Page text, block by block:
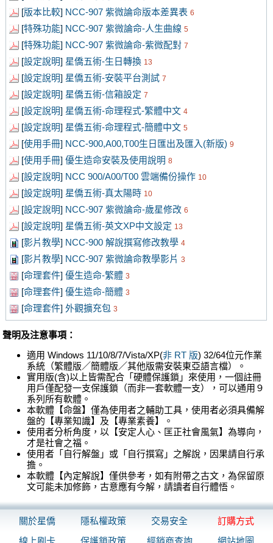
[版本比較] NCC-907 紫微論命版本差異表 6
[特殊功能] NCC-907 紫微論命-人生曲線 5
[特殊功能] NCC-907 紫微論命-紫微配對 7
[設定說明] 星僑五術-生日轉換 13
[設定說明] 星僑五術-安裝平台測試 7
[設定說明] 星僑五術-信箱設定 7
[設定說明] 星僑五術-命理程式-繁體中文 4
[設定說明] 星僑五術-命理程式-簡體中文 5
[使用手冊] NCC-900,A00,T00生日匯出及匯入(新版) 9
[使用手冊] 優生造命安裝及使用說明 8
[設定說明] NCC 900/A00/T00 雲端備份操作 10
[設定說明] 星僑五術-真太陽時 10
[設定說明] NCC-907 紫微論命-歲星修改 6
[設定說明] 星僑五術-英文XP中文設定 13
[影片教學] NCC-900 解說撰寫修改教學 4
[影片教學] NCC-907 紫微論命教學影片 3
[命理套件] 優生造命-繁體 3
[命理套件] 優生造命-簡體 3
[命理套件] 外觀擴充包 3
聲明及注意事項：
適用 Windows 11/10/8/7/Vista/XP(非 RT 版) 32/64位元作業
系統（繁體版／簡體版／其他版需安裝東亞語言檔）。
實用版(含)以上皆需配合「硬體保護鎖」來使用，一個註冊
用戶僅配發一支保護鎖（而非一套軟體一支），可以通用９
系列所有軟體。
本軟體【命盤】僅為使用者之輔助工具，使用者必須具備解
盤的【專業知識】及【專業素養】。
使用者分析角度，以【安定人心、匡正社會風氣】為導向，
才是社會之福。
使用者「自行解盤」或「自行撰寫」之解說，因果請自行承
擔。
本軟體【內定解說】僅供參考，如有附帶之古文，為保留原
文可能未加修飾，古意應有今解，請讀者自行體悟。
關於星僑 隱私權政策 交易安全
訂購方式
線上刷卡
保護鎖政策 經銷商查詢 網站地圖